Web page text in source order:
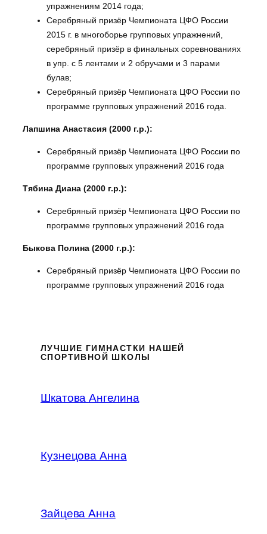
упражнениям 2014 года;
Серебряный призёр Чемпионата ЦФО России
2015 г. в многоборье групповых упражнений,
серебряный призёр в финальных соревнованиях
в упр. с 5 лентами и 2 обручами и 3 парами
булав;
Серебряный призёр Чемпионата ЦФО России по
программе групповых упражнений 2016 года.
Лапшина Анастасия (2000 г.р.):
Серебряный призёр Чемпионата ЦФО России по
программе групповых упражнений 2016 года
Тябина Диана (2000 г.р.):
Серебряный призёр Чемпионата ЦФО России по
программе групповых упражнений 2016 года
Быкова Полина (2000 г.р.):
Серебряный призёр Чемпионата ЦФО России по
программе групповых упражнений 2016 года
ЛУЧШИЕ ГИМНАСТКИ НАШЕЙ
СПОРТИВНОЙ ШКОЛЫ
Шкатова Ангелина
Кузнецова Анна
Зайцева Анна